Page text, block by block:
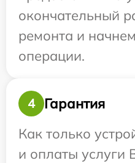
окончательный
ремонта и
операции.
4
Гарантия
Как только
и оплаты услуги